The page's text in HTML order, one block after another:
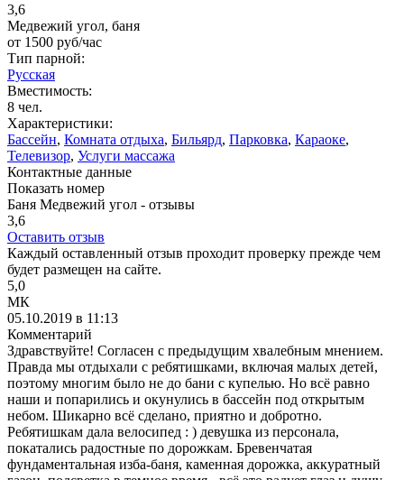
3,6
Медвежий угол, баня
от 1500 руб/час
Тип парной:
Русская
Вместимость:
8 чел.
Характеристики:
Бассейн, Комната отдыха, Бильярд, Парковка, Караоке,
Телевизор, Услуги массажа
Контактные данные
Показать номер
Баня Медвежий угол - отзывы
3,6
Оставить отзыв
Каждый оставленный отзыв проходит проверку прежде чем
будет размещен на сайте.
5,0
МК
05.10.2019 в 11:13
Комментарий
Здравствуйте! Согласен с предыдущим хвалебным мнением.
Правда мы отдыхали с ребятишками, включая малых детей,
поэтому многим было не до бани с купелью. Но всё равно
наши и попарились и окунулись в бассейн под открытым
небом. Шикарно всё сделано, приятно и добротно.
Ребятишкам дала велосипед : ) девушка из персонала,
покатались радостные по дорожкам. Бревенчатая
фундаментальная изба-баня, каменная дорожка, аккуратный